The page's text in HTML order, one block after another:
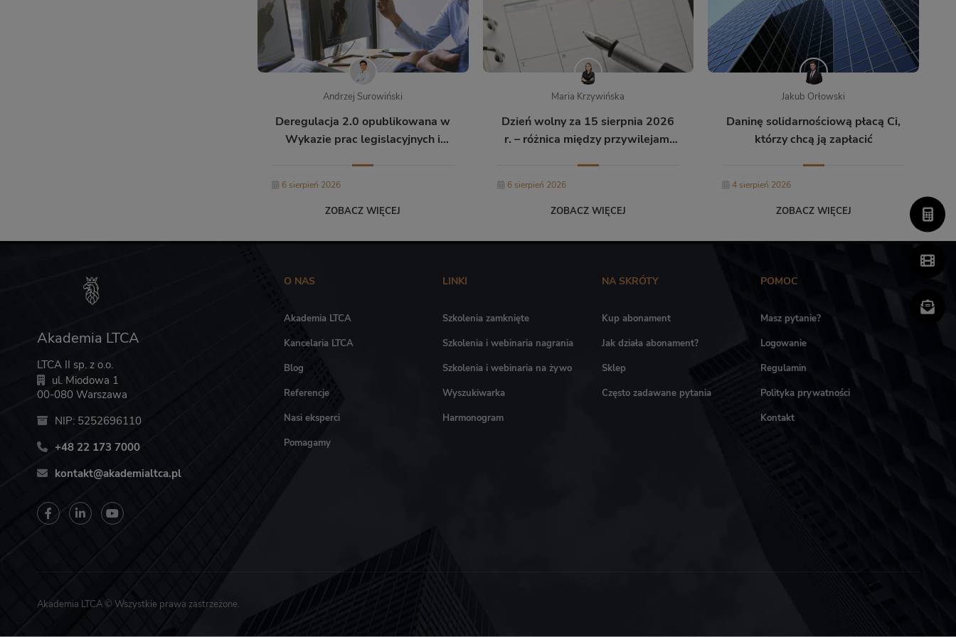
Andrzej Surowiński
Deregulacja 2.0 opublikowana w
Wykazie prac legislacyjnych i
6 sierpień 2026
ZOBACZ WIĘCEJ
Maria Krzywińska
Dzień wolny za 15 sierpnia 2026
r. – różnica między przywilejami
6 sierpień 2026
ZOBACZ WIĘCEJ
Jakub Orłowski
Daninę solidarnościową płacą Ci,
którzy chcą ją zapłacić
4 sierpień 2026
ZOBACZ WIĘCEJ
Akademia LTCA
LTCA II sp. z o.o.
ul. Miodowa 1
00-080 Warszawa
NIP: 5252696110
+48 22 173 7000
kontakt@akademialtca.pl
O NAS
Akademia LTCA
Kancelaria LTCA
Blog
Referencje
Nasi eksperci
Pomagamy
LINKI
Szkolenia zamknięte
Szkolenia i webinaria nagrania
Szkolenia i webinaria na żywo
Wyszukiwarka
Harmonogram
NA SKRÓTY
Kup abonament
Jak działa abonament?
Sklep
Często zadawane pytania
POMOC
Masz pytanie?
Logowanie
Regulamin
Polityka prywatności
Kontakt
Akademia LTCA © Wszystkie prawa zastrzeżone.